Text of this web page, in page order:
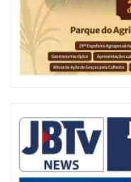
05/08/2026 | 07:00
Refis 2026 oferece opções
BALNEÁRIO